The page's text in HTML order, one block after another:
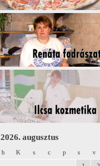
2026. augusztus
h K s c p s v